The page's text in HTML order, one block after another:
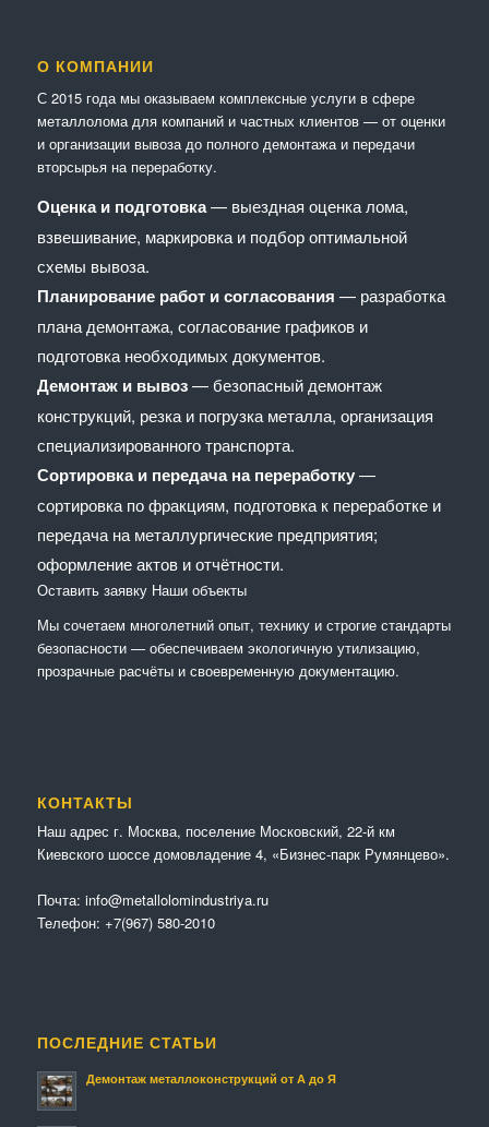
О КОМПАНИИ
С 2015 года мы оказываем комплексные услуги в сфере
металлолома для компаний и частных клиентов — от оценки
и организации вывоза до полного демонтажа и передачи
вторсырья на переработку.
Оценка и подготовка— выездная оценка лома,
взвешивание, маркировка и подбор оптимальной
схемы вывоза.
Планирование работ и согласования — разработка
плана демонтажа, согласование графиков и
подготовка необходимых документов.
Демонтаж и вывоз— безопасный демонтаж
конструкций, резка и погрузка металла, организация
специализированного транспорта.
Сортировка и передача на переработку—
сортировка по фракциям, подготовка к переработке и
передача на металлургические предприятия;
оформление актов и отчётности.
Оставить заявку Наши объекты
Мы сочетaем многолетний опыт, технику и строгие стандарты
безопасности — обеспечиваем экологичную утилизацию,
прозрачные расчёты и своевременную документацию.
КОНТАКТЫ
Наш адрес г. Москва, поселение Московский, 22-й км
Киевского шоссе домовладение 4, «Бизнес-парк Румянцево».
Почта: info@metallolomindustriya.ru
Телефон: +7(967) 580-2010
ПОСЛЕДНИЕ СТАТЬИ
Демонтаж металлоконструкций от А до Я